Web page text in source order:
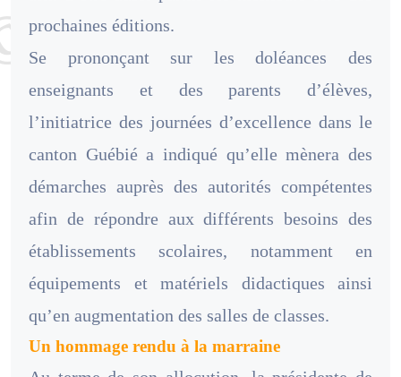
prochaines éditions.
Se prononçant sur les doléances des
enseignants et des parents d’élèves,
l’initiatrice des journées d’excellence dans le
canton Guébié a indiqué qu’elle mènera des
démarches auprès des autorités compétentes
afin de répondre aux différents besoins des
établissements scolaires, notamment en
équipements et matériels didactiques ainsi
qu’en augmentation des salles de classes.
Un hommage rendu à la marraine